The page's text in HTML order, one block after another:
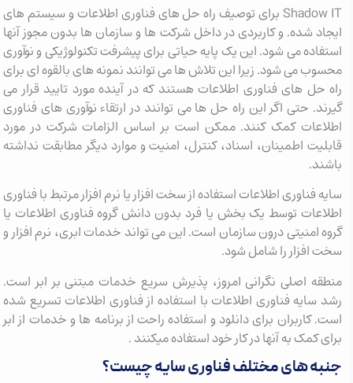
Shadow IT برای توصیف راه حل های فناوری اطلاعات و سیستم های
ایجاد شده. و کاربردی در داخل شرکت ها و سازمان ها بدون مجوز آنها
استفاده می شود. این یک پایه حیاتی برای پیشرفت تکنولوژیکی و نوآوری
محسوب می شود. زیرا این تلاش ها می توانند نمونه های بالقوه ای برای
راه حل های فناوری اطلاعات هستند که در آینده مورد تایید قرار می
گیرند. حتی اگر این راه حل ها می توانند در ارتقاء نوآوری های فناوری
اطلاعات کمک کنند. ممکن است بر اساس الزامات شرکت در مورد
قابلیت اطمینان، اسناد، کنترل، امنیت و موارد دیگر مطابقت نداشته
باشند.
سایه فناوری اطلاعات استفاده از سخت افزار یا نرم افزار مرتبط با فناوری
اطلاعات توسط یک بخش یا فرد بدون دانش گروه فناوری اطلاعات یا
گروه امنیتی درون سازمان است. این می تواند خدمات ابری، نرم افزار و
سخت افزار را شامل شود.
منطقه اصلی نگرانی امروز، پذیرش سریع خدمات مبتنی بر ابر است.
رشد سایه فناوری اطلاعات با استفاده از فناوری اطلاعات تسریع شده
است. کاربران برای دانلود و استفاده راحت از برنامه ها و خدمات از ابر
برای کمک به آنها در کار خود استفاده میکنند .
جنبه های مختلف فناوری سایه چیست؟